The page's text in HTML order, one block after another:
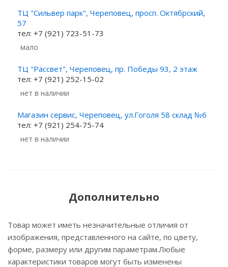
ТЦ "Сильвер парк", Череповец, просп. Октябрский,
57
тел: +7 (921) 723-51-73
Мало
ТЦ "Рассвет", Череповец, пр. Победы 93, 2 этаж
тел: +7 (921) 252-15-02
Нет в наличии
Магазин сервис, Череповец, ул.Гоголя 58 склад №6
тел: +7 (921) 254-75-74
Нет в наличии
Дополнительно
Товар может иметь незначительные отличия от
изображения, представленного на сайте, по цвету,
форме, размеру или другим параметрам.Любые
характеристики товаров могут быть изменены